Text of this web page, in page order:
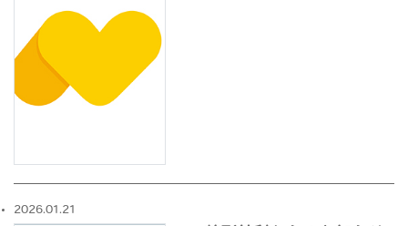
2026.01.21